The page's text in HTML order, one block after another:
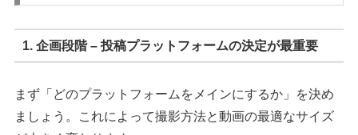
1. 企画段階 – 投稿プラットフォームの決定が最重要
まず「どのプラットフォームをメインにするか」を決め
ましょう。これによって撮影方法と動画の最適なサイズ